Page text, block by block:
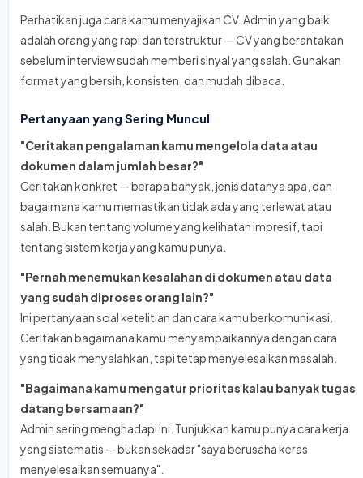
Perhatikan juga cara kamu menyajikan CV. Admin yang baik
adalah orang yang rapi dan terstruktur — CV yang berantakan
sebelum interview sudah memberi sinyal yang salah. Gunakan
format yang bersih, konsisten, dan mudah dibaca.
Pertanyaan yang Sering Muncul
"Ceritakan pengalaman kamu mengelola data atau
dokumen dalam jumlah besar?"
Ceritakan konkret — berapa banyak, jenis datanya apa, dan
bagaimana kamu memastikan tidak ada yang terlewat atau
salah. Bukan tentang volume yang kelihatan impresif, tapi
tentang sistem kerja yang kamu punya.
"Pernah menemukan kesalahan di dokumen atau data
yang sudah diproses orang lain?"
Ini pertanyaan soal ketelitian dan cara kamu berkomunikasi.
Ceritakan bagaimana kamu menyampaikannya dengan cara
yang tidak menyalahkan, tapi tetap menyelesaikan masalah.
"Bagaimana kamu mengatur prioritas kalau banyak tugas
datang bersamaan?"
Admin sering menghadapi ini. Tunjukkan kamu punya cara kerja
yang sistematis — bukan sekadar "saya berusaha keras
menyelesaikan semuanya".